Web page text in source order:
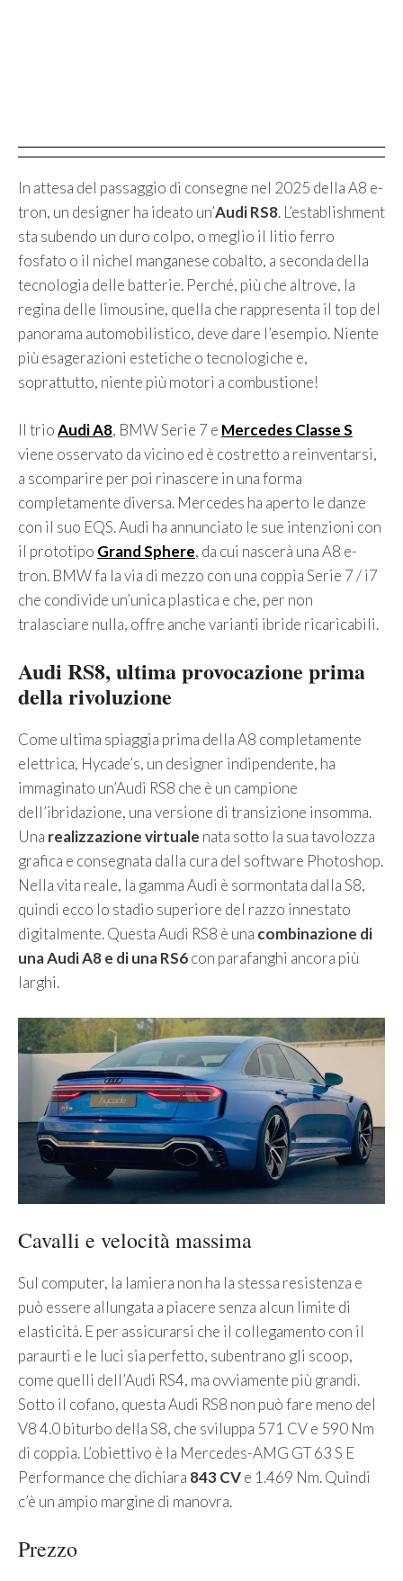
In attesa del passaggio di consegne nel 2025 della A8 e-
tron, un designer ha ideato un’Audi RS8. L’establishment
sta subendo un duro colpo, o meglio il litio ferro
fosfato o il nichel manganese cobalto, a seconda della
tecnologia delle batterie. Perché, più che altrove, la
regina delle limousine, quella che rappresenta il top del
panorama automobilistico, deve dare l’esempio. Niente
più esagerazioni estetiche o tecnologiche e,
soprattutto, niente più motori a combustione!
Il trioAudi A8, BMW Serie 7 e Mercedes Classe S
viene osservato da vicino ed è costretto a reinventarsi,
a scomparire per poi rinascere in una forma
completamente diversa. Mercedes ha aperto le danze
con il suo EQS. Audi ha annunciato le sue intenzioni con
il prototipo Grand Sphere, da cui nascerà una A8 e-
tron. BMW fa la via di mezzo con una coppia Serie 7 / i7
che condivide un’unica plastica e che, per non
tralasciare nulla, offre anche varianti ibride ricaricabili.
Audi RS8, ultima provocazione prima
della rivoluzione
Come ultima spiaggia prima della A8 completamente
elettrica, Hycade’s, un designer indipendente, ha
immaginato un’Audi RS8 che è un campione
dell’ibridazione, una versione di transizione insomma.
Una realizzazione virtuale nata sotto la sua tavolozza
grafica e consegnata dalla cura del software Photoshop.
Nella vita reale, la gamma Audi è sormontata dalla S8,
quindi ecco lo stadio superiore del razzo innestato
digitalmente. Questa Audi RS8 è una combinazione di
una Audi A8 e di una RS6con parafanghi ancora più
larghi.
Cavalli e velocità massima
Sul computer, la lamiera non ha la stessa resistenza e
può essere allungata a piacere senza alcun limite di
elasticità. E per assicurarsi che il collegamento con il
paraurti e le luci sia perfetto, subentrano gli scoop,
come quelli dell’Audi RS4, ma ovviamente più grandi.
Sotto il cofano, questa Audi RS8 non può fare meno del
V8 4.0 biturbo della S8, che sviluppa 571 CV e 590 Nm
di coppia. L’obiettivo è la Mercedes-AMG GT 63 S E
Performance che dichiara 843 CVe 1.469 Nm. Quindi
c’è un ampio margine di manovra.
Prezzo